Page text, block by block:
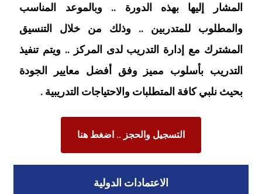
المشار إليها بهذه الدورة .. وبالموعد المناسب
والمطلوب للمتدربين .. وذلك من خلال التنسيق
المشترك مع إدارة التدريب لدى المركز .. ويتم تنفيذ
التدريب بأسلوب مميز وفق أفضل معايير الجودة
بحيث نلبي كافة المتطلبات والاحتياجات التدريبية .
التسجيل والحجز .. اضغط هنا
الاعتمادات الدولية